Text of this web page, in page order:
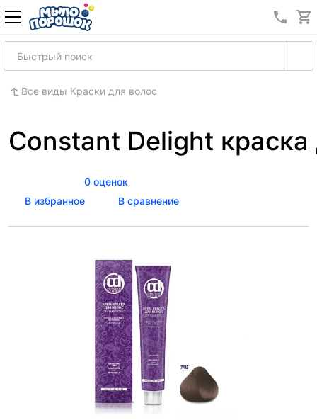
8
Все виды Краски для волос
Constant Delight
0 оценок
В избранное
В сравнение